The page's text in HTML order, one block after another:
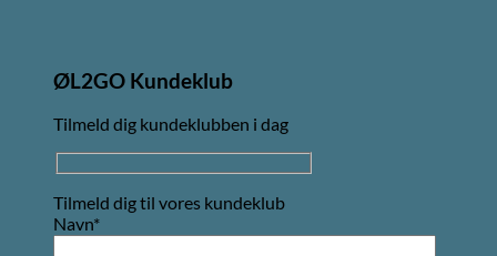
ØL2GO Kundeklub
Tilmeld dig kundeklubben i dag
Tilmeld dig til vores kundeklub
Navn*